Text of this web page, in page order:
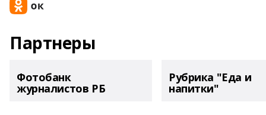
Партнеры
Фотобанк
журналистов РБ
Рубрика "Еда и
напитки"